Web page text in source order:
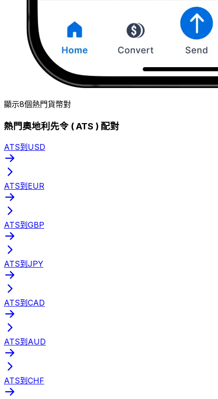
顯示8個熱門貨幣對
熱門奧地利先令 ( ATS ) 配對
ATS到USD
ATS到EUR
ATS到GBP
ATS到JPY
ATS到CAD
ATS到AUD
ATS到CHF